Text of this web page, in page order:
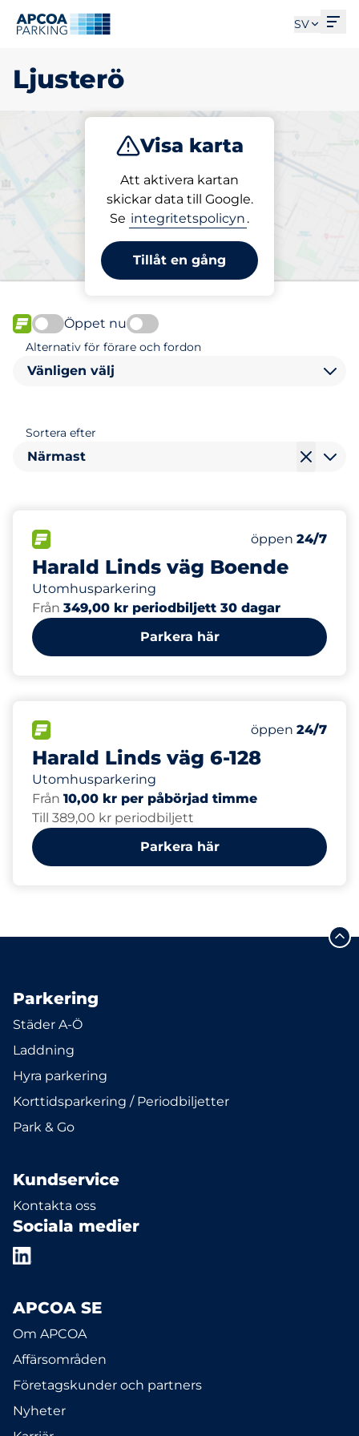
SV
Ljusterö
Visa karta
Att aktivera kartan
skickar data till Google.
Se integritetspolicyn .
Tillåt en gång
Parkera
Välj din parkeringsplats i
Ljusterö
FLÖDE
Öppet nu
Alternativ för förare och fordon
Vänligen välj
Sortera efter
Närmast
Harald Linds väg Boende
Utomhusparkering
Antal
Totalt antal
Fredag
öppen 24/7
Från 349,00 kr periodbiljett 30 dagar
Parkera här
Harald Linds väg 6-128
Utomhusparkering
Antal
Totalt antal
Fredag
öppen 24/7
Från 10,00 kr per påbörjad timme
Till 389,00 kr periodbiljett
Parkera här
Parkering
Städer A-Ö
Laddning
Hyra parkering
Korttidsparkering / Periodbiljetter
Park & Go
Kundservice
Kontakta oss
Sociala medier
APCOA SE
Om APCOA
Affärsområden
Företagskunder och partners
Nyheter